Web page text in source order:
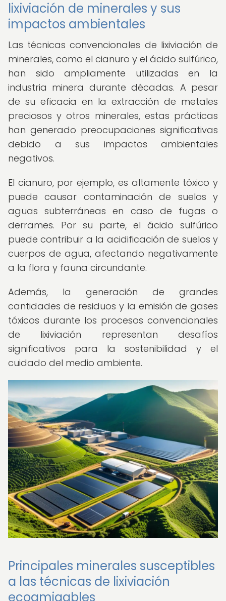
lixiviación de minerales y sus
impactos ambientales
Las técnicas convencionales de lixiviación de
minerales, como el cianuro y el ácido sulfúrico,
han sido ampliamente utilizadas en la
industria minera durante décadas. A pesar
de su eficacia en la extracción de metales
preciosos y otros minerales, estas prácticas
han generado preocupaciones significativas
debido a sus impactos ambientales
negativos.
El cianuro, por ejemplo, es altamente tóxico y
puede causar contaminación de suelos y
aguas subterráneas en caso de fugas o
derrames. Por su parte, el ácido sulfúrico
puede contribuir a la acidificación de suelos y
cuerpos de agua, afectando negativamente
a la flora y fauna circundante.
Además, la generación de grandes
cantidades de residuos y la emisión de gases
tóxicos durante los procesos convencionales
de lixiviación representan desafíos
significativos para la sostenibilidad y el
cuidado del medio ambiente.
Principales minerales susceptibles
a las técnicas de lixiviación
ecoamigables